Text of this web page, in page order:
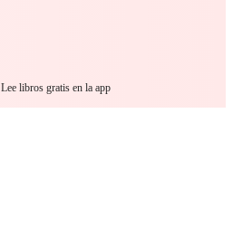
Lee libros gratis en la app